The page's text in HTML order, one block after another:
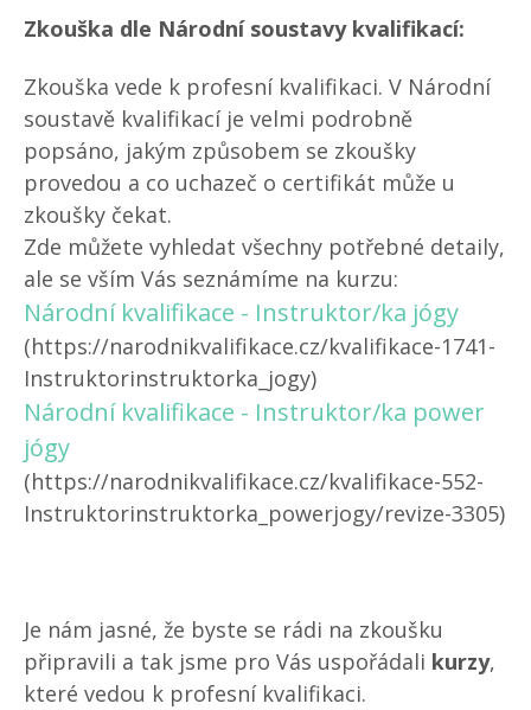
Zkouška dle Národní soustavy kvalifikací:
Zkouška vede k profesní kvalifikaci. V Národní
soustavě kvalifikací je velmi podrobně
popsáno, jakým způsobem se zkoušky
provedou a co uchazeč o certifikát může u
zkoušky čekat.
Zde můžete vyhledat všechny potřebné detaily,
ale se vším Vás seznámíme na kurzu:
Národní kvalifikace - Instruktor/ka jógy
(https://narodnikvalifikace.cz/kvalifikace-1741-
Instruktorinstruktorka_jogy)
Národní kvalifikace - Instruktor/ka power
jógy
(https://narodnikvalifikace.cz/kvalifikace-552-
Instruktorinstruktorka_powerjogy/revize-3305)
Je nám jasné, že byste se rádi na zkoušku
připravili a tak jsme pro Vás uspořádali kurzy,
které vedou k profesní kvalifikaci.